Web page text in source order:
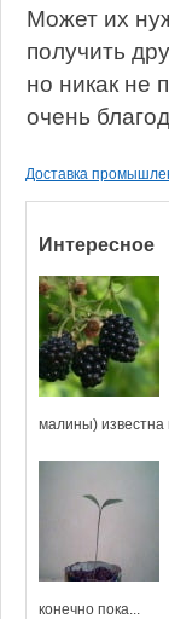
Может их
получить
но никак не
очень
Доставка
Интересное
малины) известна
конечно пока...